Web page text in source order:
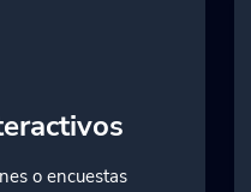
o encuestas